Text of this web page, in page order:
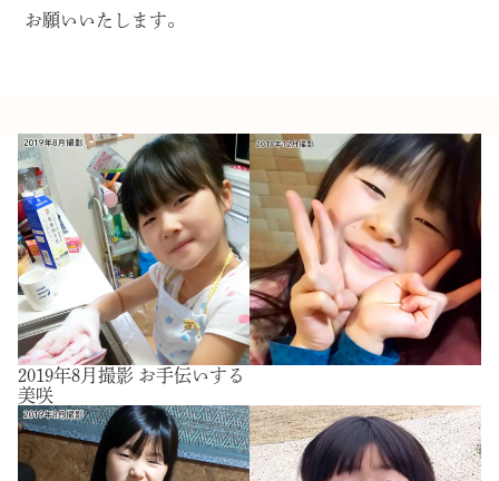
お願いいたします。
2019年8月撮影 お手伝いする
美咲